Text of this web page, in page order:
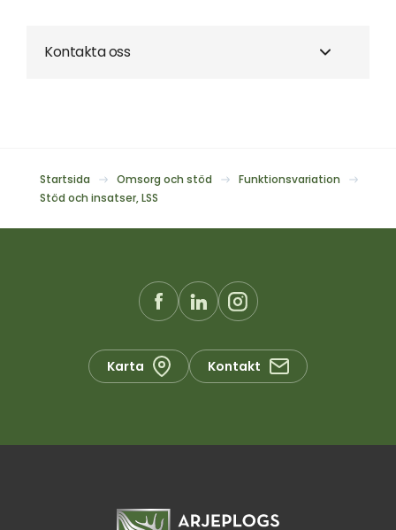
Kontakta oss
Startsida Omsorg och stöd
Funktionsvariation
Stöd och insatser, LSS
Karta Kontakt